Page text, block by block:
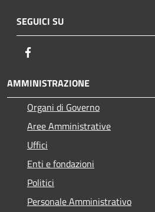
SEGUICI SU
AMMINISTRAZIONE
Organi di Governo
Aree Amministrative
Uffici
Enti e fondazioni
Politici
Personale Amministrativo